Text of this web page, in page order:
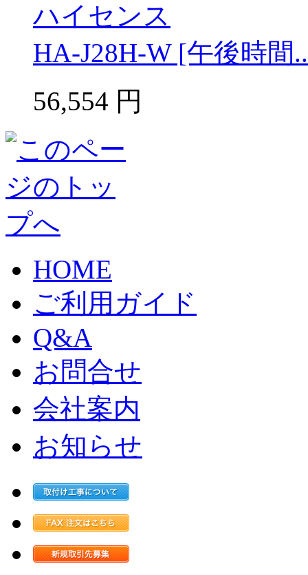
ハイセンス
HA-J28H-W [午後時間
56,554 円
HOME
ご利用ガイド
Q&A
お問合せ
会社案内
お知らせ